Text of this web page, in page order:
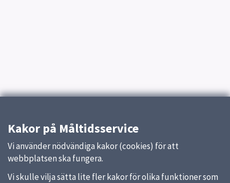
Kakor på Måltidsservice
Vi använder nödvändiga kakor (cookies) för att
webbplatsen ska fungera.
Vi skulle vilja sätta lite fler kakor för olika funktioner som